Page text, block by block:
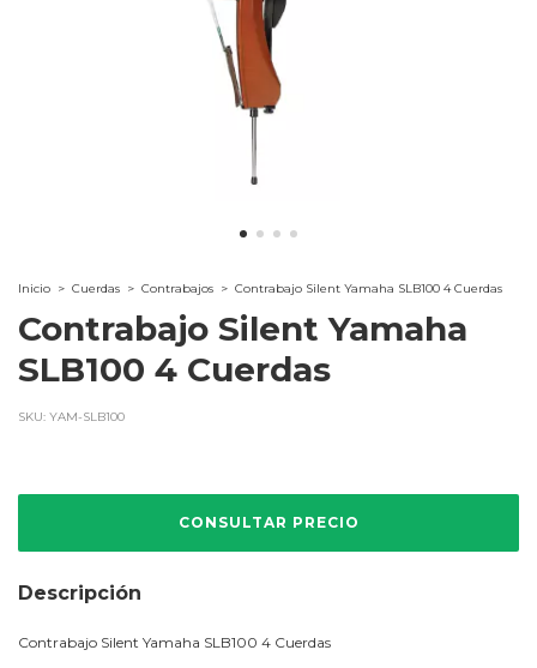
Inicio > Cuerdas > Contrabajos > Contrabajo Silent Yamaha SLB100 4 Cuerdas
Contrabajo Silent Yamaha
SLB100 4 Cuerdas
SKU: YAM-SLB100
Descripción
Contrabajo Silent Yamaha SLB100 4 Cuerdas